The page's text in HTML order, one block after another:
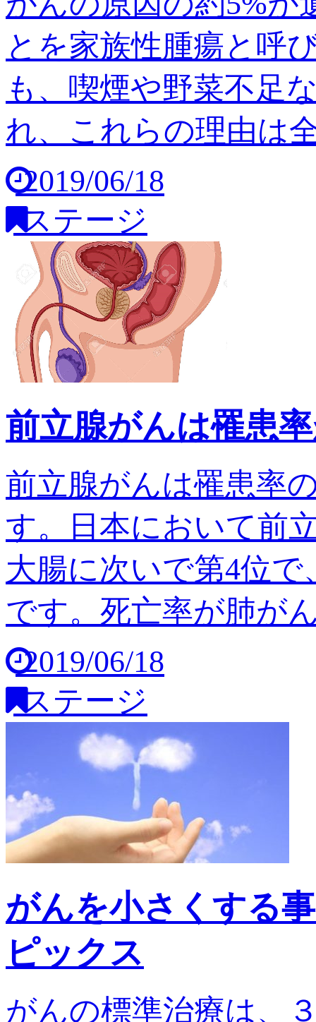
とを家族性腫瘍と呼
も、喫煙や野菜不足
れ、これらの理由は
2019/06/18
ステージ
前立腺がんは罹患
前立腺がんは罹患率
す。日本において前
大腸に次いで第4位で
です。死亡率が肺が
2019/06/18
ステージ
がんを小さくする
ピックス
がんの標準治療は、